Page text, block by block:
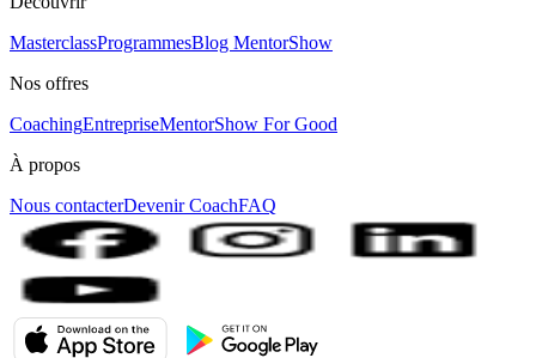
MasterclassProgrammesBlog MentorShow
Nos offres
CoachingEntrepriseMentorShow For Good
À propos
Nous contacterDevenir CoachFAQ